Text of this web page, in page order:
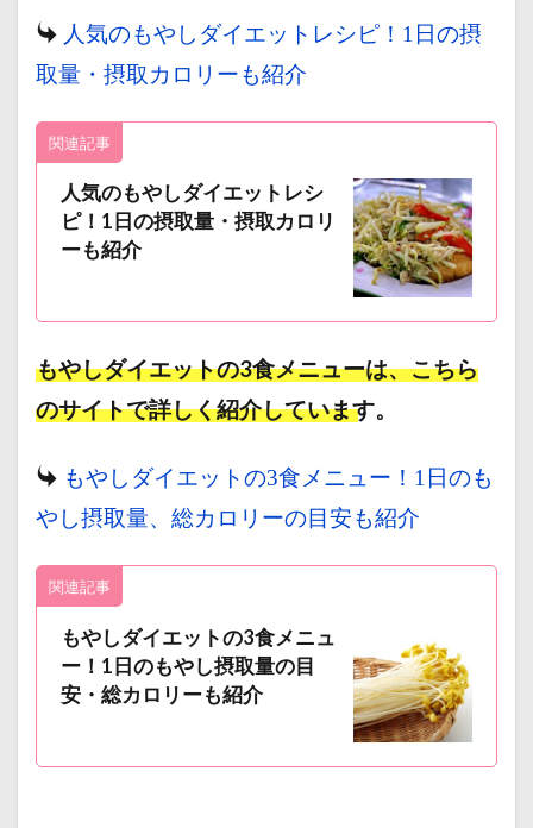
人気のもやしダイエットレシピ！1日の摂
取量・摂取カロリーも紹介
関連記事
人気のもやしダイエットレシ
ピ！1日の摂取量・摂取カロリ
ーも紹介
もやしダイエットの3食メニューは、こちら
のサイトで詳しく紹介しています。
もやしダイエットの3食メニュー！1日のも
やし摂取量、総カロリーの目安も紹介
関連記事
もやしダイエットの3食メニュ
ー！1日のもやし摂取量の目
安・総カロリーも紹介